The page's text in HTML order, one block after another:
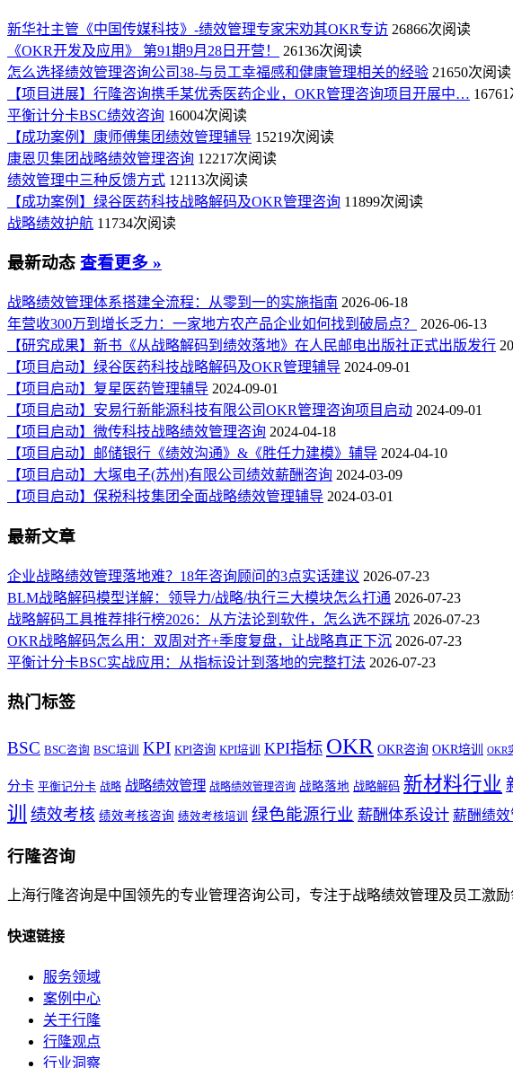
新华社主管《中国传媒科技》-绩效管理专家宋劝其OKR专访 26866次阅读
《OKR开发及应用》 第91期9月28日开营！
26136次阅读
怎么选择绩效管理咨询公司38-与员工幸福感和健康管理相关的经验 21650次阅读
【项目进展】行隆咨询携手某优秀医药企业，OKR管理咨询项目开展中…
平衡计分卡BSC绩效咨询 16004次阅读
【成功案例】康师傅集团绩效管理辅导 15219次阅读
康恩贝集团战略绩效管理咨询 12217次阅读
绩效管理中三种反馈方式 12113次阅读
【成功案例】绿谷医药科技战略解码及OKR管理咨询 11899次阅读
战略绩效护航 11734次阅读
最新动态 查看更多 »
战略绩效管理体系搭建全流程：从零到一的实施指南 2026-06-18
年营收300万到增长乏力：一家地方农产品企业如何找到破局点？
2026-06-13
【研究成果】新书《从战略解码到绩效落地》在人民邮电出版社正式出版发行
【项目启动】绿谷医药科技战略解码及OKR管理辅导 2024-09-01
【项目启动】复星医药管理辅导 2024-09-01
【项目启动】安易行新能源科技有限公司OKR管理咨询项目启动 2024-09-01
【项目启动】微传科技战略绩效管理咨询 2024-04-18
【项目启动】邮储银行《绩效沟通》&《胜任力建模》辅导 2024-04-10
【项目启动】大塚电子(苏州)有限公司绩效薪酬咨询 2024-03-09
【项目启动】保税科技集团全面战略绩效管理辅导 2024-03-01
最新文章
企业战略绩效管理落地难？18年咨询顾问的3点实话建议 2026-07-23
BLM战略解码模型详解：领导力/战略/执行三大模块怎么打通 2026-07-23
战略解码工具推荐排行榜2026：从方法论到软件，怎么选不踩坑 2026-07-23
OKR战略解码怎么用：双周对齐+季度复盘，让战略真正下沉 2026-07-23
平衡计分卡BSC实战应用：从指标设计到落地的完整打法 2026-07-23
热门标签
BSC BSC咨询 BSC培训 KPI KPI咨询 KPI培训 KPI指标 OKR OKR咨询 OKR培训 OKR
分卡 平衡记分卡 战略 战略绩效管理 战略绩效管理咨询 战略落地 战略解码 新材料行业
训 绩效考核 绩效考核咨询 绩效考核培训 绿色能源行业 薪酬体系设计 薪酬绩
行隆咨询
上海行隆咨询是中国领先的专业管理咨询公司，专注于战略绩效管理及员工激
快速链接
服务领域
案例中心
关于行隆
行隆观点
行业洞察